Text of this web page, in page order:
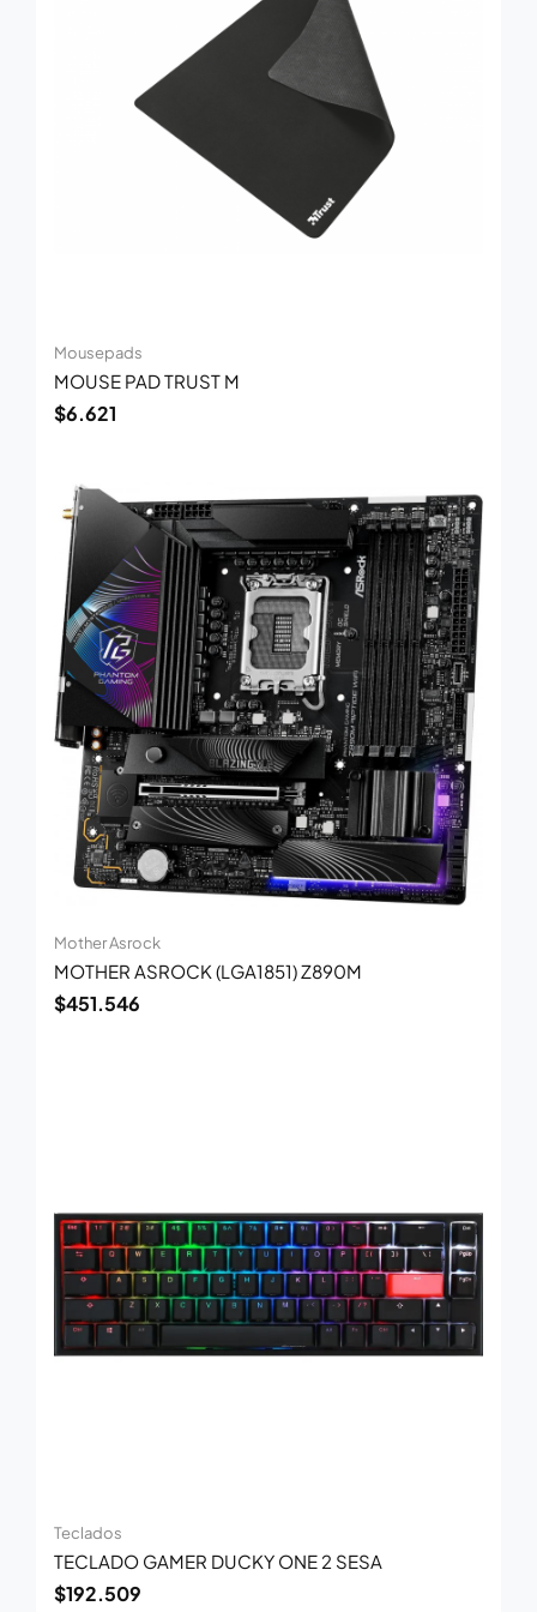
Mousepads
MOUSE PAD TRUST M
$6.621
Mother Asrock
MOTHER ASROCK (LGA1851) Z890M
$451.546
Teclados
TECLADO GAMER DUCKY ONE 2 SESA
$192.509